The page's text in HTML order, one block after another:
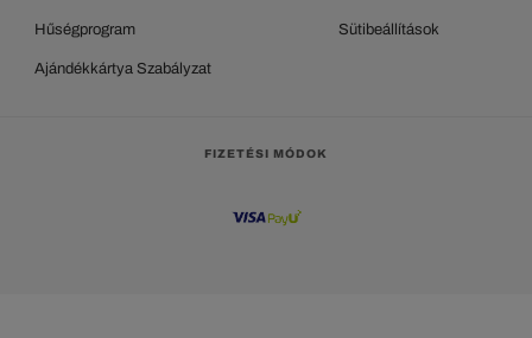
Hűségprogram
Ajándékkártya Szabályzat
Sütibeállítások
FIZETÉSI MÓDOK